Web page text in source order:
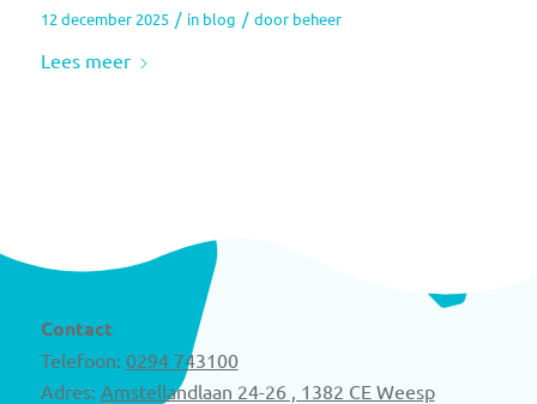
12 december 2025 / in blog / door beheer
Lees meer
Contact
Telefoon: 0294 743100
Adres: Amstellandlaan 24-26 , 1382 CE Weesp